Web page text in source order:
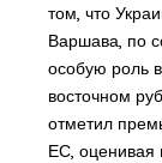
том, что
Варшава, по
особую роль
восточном
отметил
ЕС, оценивая